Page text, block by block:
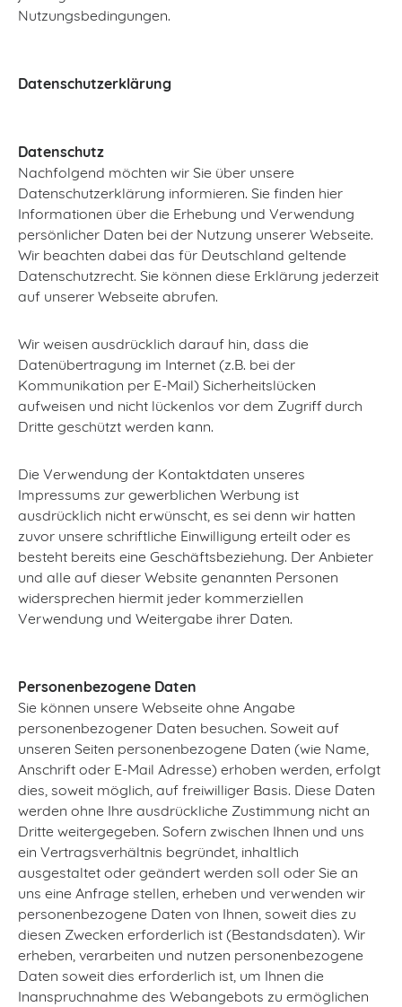
Nutzungsbedingungen.
Datenschutzerklärung
Datenschutz
Nachfolgend möchten wir Sie über unsere
Datenschutzerklärung informieren. Sie finden hier
Informationen über die Erhebung und Verwendung
persönlicher Daten bei der Nutzung unserer Webseite.
Wir beachten dabei das für Deutschland geltende
Datenschutzrecht. Sie können diese Erklärung jederzeit
auf unserer Webseite abrufen.
Wir weisen ausdrücklich darauf hin, dass die
Datenübertragung im Internet (z.B. bei der
Kommunikation per E-Mail) Sicherheitslücken
aufweisen und nicht lückenlos vor dem Zugriff durch
Dritte geschützt werden kann.
Die Verwendung der Kontaktdaten unseres
Impressums zur gewerblichen Werbung ist
ausdrücklich nicht erwünscht, es sei denn wir hatten
zuvor unsere schriftliche Einwilligung erteilt oder es
besteht bereits eine Geschäftsbeziehung. Der Anbieter
und alle auf dieser Website genannten Personen
widersprechen hiermit jeder kommerziellen
Verwendung und Weitergabe ihrer Daten.
Personenbezogene Daten
Sie können unsere Webseite ohne Angabe
personenbezogener Daten besuchen. Soweit auf
unseren Seiten personenbezogene Daten (wie Name,
Anschrift oder E-Mail Adresse) erhoben werden, erfolgt
dies, soweit möglich, auf freiwilliger Basis. Diese Daten
werden ohne Ihre ausdrückliche Zustimmung nicht an
Dritte weitergegeben. Sofern zwischen Ihnen und uns
ein Vertragsverhältnis begründet, inhaltlich
ausgestaltet oder geändert werden soll oder Sie an
uns eine Anfrage stellen, erheben und verwenden wir
personenbezogene Daten von Ihnen, soweit dies zu
diesen Zwecken erforderlich ist (Bestandsdaten). Wir
erheben, verarbeiten und nutzen personenbezogene
Daten soweit dies erforderlich ist, um Ihnen die
Inanspruchnahme des Webangebots zu ermöglichen